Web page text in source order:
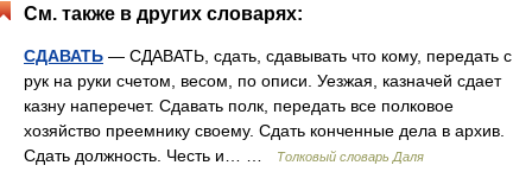
См. также в других словарях:
СДАВАТЬ — СДАВАТЬ, сдать, сдавывать что кому, передать с
рук на руки счетом, весом, по описи. Уезжая, казначей сдает
казну наперечет. Сдавать полк, передать все полковое
хозяйство преемнику своему. Сдать конченные дела в архив.
Сдать должность. Честь и… …
Толковый словарь Даля